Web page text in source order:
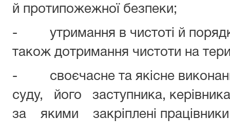
й протипожежної безпеки;
- утримання в чистоті й
також дотримання чистоти на
- своєчасне та якісне
суду, його заступника,
за якими закріплені